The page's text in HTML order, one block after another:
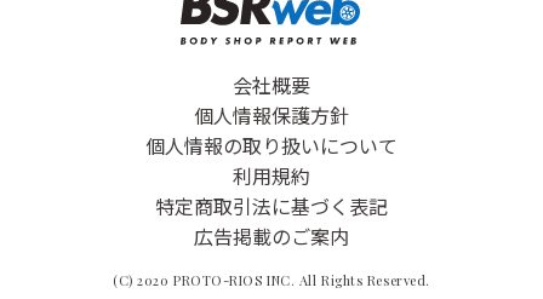
会社概要
個人情報保護方針
個人情報の取り扱いについて
利用規約
特定商取引法に基づく表記
広告掲載のご案内
(C) 2020 PROTO-RIOS INC. All Rights Reserved.